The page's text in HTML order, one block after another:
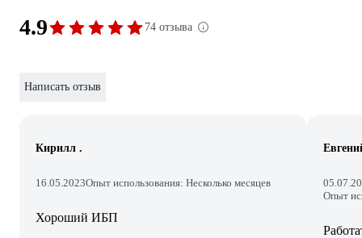
4.9 74 отзыва
Написать отзыв
Кирилл .
16.05.2023Опыт использования: Несколько месяцев
Хороший ИБП
Опыт